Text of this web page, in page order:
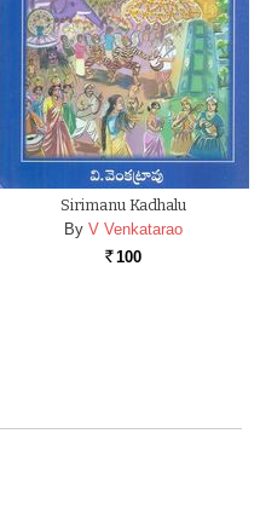
Sirimanu Kadhalu
By V Venkatarao
Rs. 100